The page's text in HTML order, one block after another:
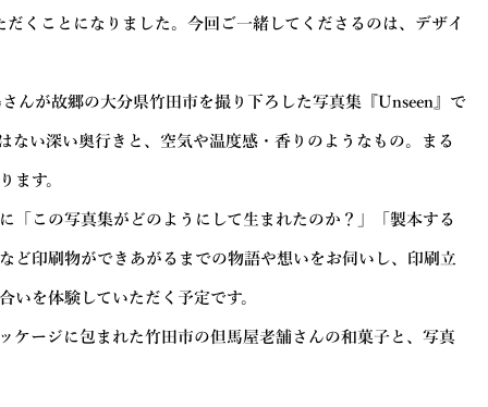
くことになりました。今回ご一緒してくださるのは、デザイ
んが故郷の大分県竹田市を撮り下ろした写真集『Unseen』で
ない深い奥行きと、空気や温度感・香りのようなもの。まる
ます。
「この写真集がどのようにして生まれたのか？」「製本する
ど印刷物ができあがるまでの物語や想いをお伺いし、印刷立
いを体験していただく予定です。
ケージに包まれた竹田市の但馬屋老舗さんの和菓子と、写真